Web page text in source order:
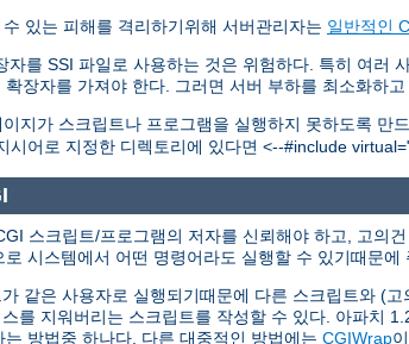
있는 피해를 격리하기위해 서버관리자는 일반적인
자를 SSI 파일로 사용하는 것은 위험하다. 특히 여러
장자를 가져야 한다. 그러면 서버 부하를 최소화하
지가 스크립트나 프로그램을 실행하지 못하도록 만
시어로 지정한 디렉토리에 있다면 <--#include
스크립트/프로그램의 저자를 신뢰해야 하고, 고의
시스템에서 어떤 명령어라도 실행할 수 있기때문에
같은 사용자로 실행되기때문에 다른 스크립트와 (
를 지워버리는 스크립트를 작성할 수 있다. 아파치
는 방법중 하나다. 다른 대중적인 방법에는 CGIWrap